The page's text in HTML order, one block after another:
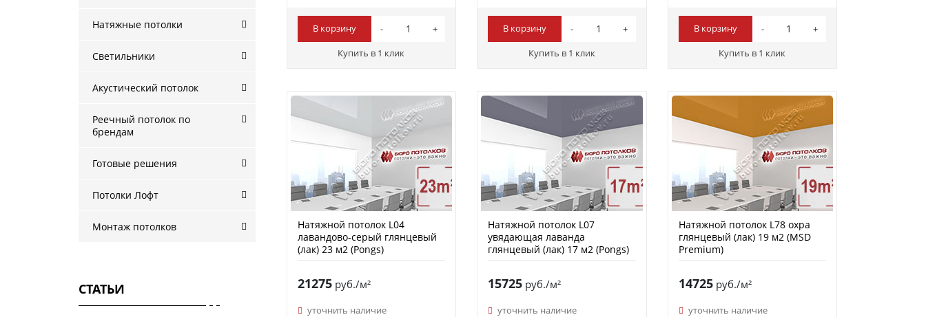
Натяжные потолки
Светильники
Акустический потолок
Реечный потолок по
брендам
Готовые решения
Потолки Лофт
Монтаж потолков
СТАТЬИ
В корзину
Купить в 1 клик
В корзину
Купить в 1 клик
В корзину
Купить в 1 клик
Натяжной потолок L04
лавандово-серый глянцевый
(лак) 23 м2 (Pongs)
21275руб./м²
уточнить наличие
Натяжной потолок L07
увядающая лаванда
глянцевый (лак) 17 м2 (Pongs)
15725 руб./м²
уточнить наличие
Натяжной потолок L78 охра
глянцевый (лак) 19 м2 (MSD
Premium)
14725руб./м²
уточнить наличие